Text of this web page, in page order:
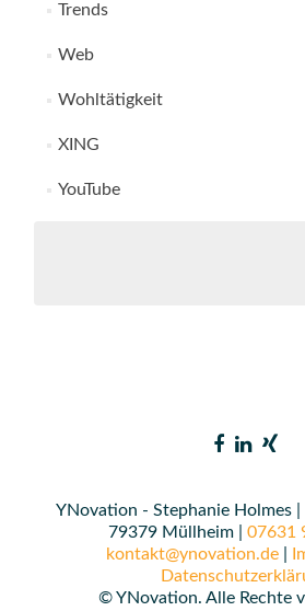
Trends
Web
Wohltätigkeit
XING
YouTube
YNovation - Stephanie Holmes |
79379 Müllheim | 07631
kontakt@ynovation.de
© YNovation. Alle Rechte